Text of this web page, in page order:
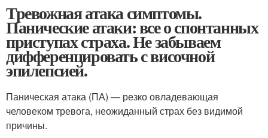
Тревожная атака симптомы.
Панические атаки: все о спонтанных
приступах страха. Не забываем
дифференцировать с височной
эпилепсией.
Паническая атака (ПА) — резко овладевающая
человеком тревога, неожиданный страх без видимой
причины.